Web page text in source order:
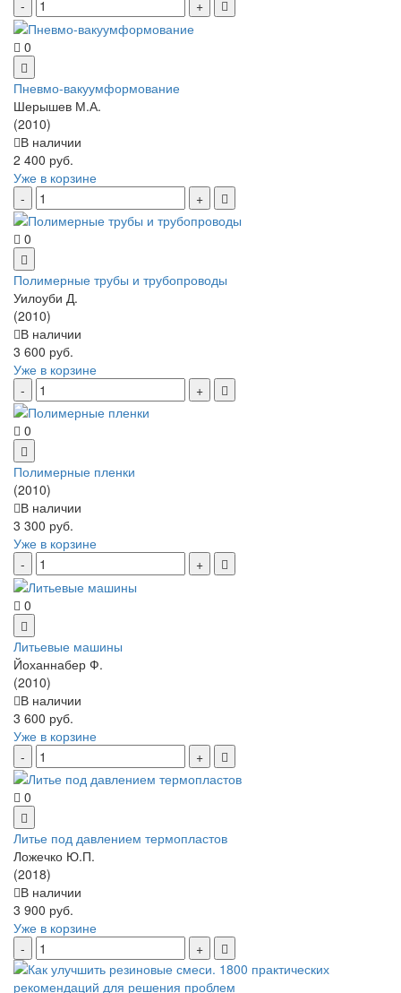
0
Пневмо-вакуумформование
Шерышев М.А.
(2010)
В наличии
2 400 руб.
Уже в корзине
0
Полимерные трубы и трубопроводы
Уилоуби Д.
(2010)
В наличии
3 600 руб.
Уже в корзине
0
Полимерные пленки
(2010)
В наличии
3 300 руб.
Уже в корзине
0
Литьевые машины
Йоханнабер Ф.
(2010)
В наличии
3 600 руб.
Уже в корзине
0
Литье под давлением термопластов
Ложечко Ю.П.
(2018)
В наличии
3 900 руб.
Уже в корзине